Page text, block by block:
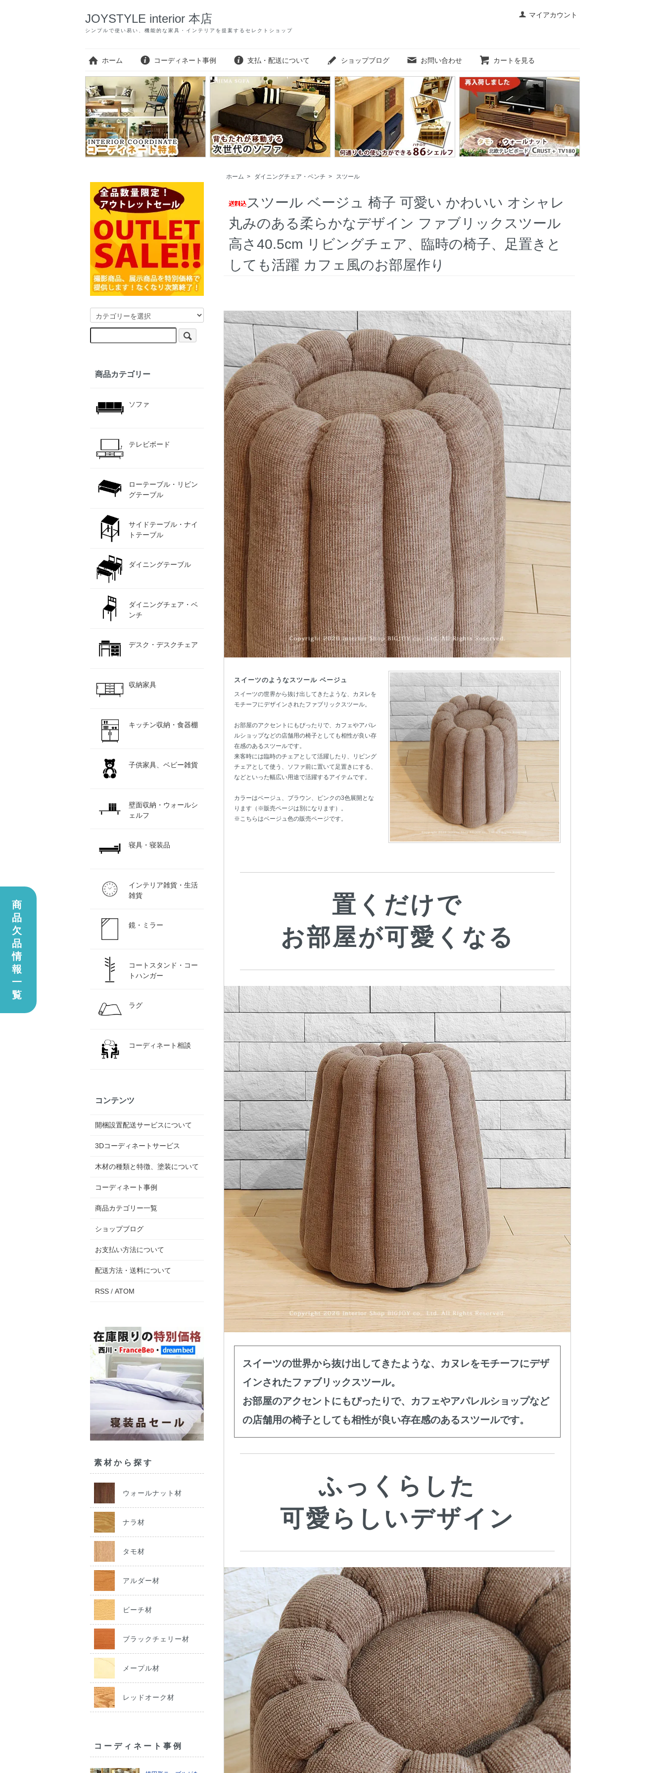
マイアカウント
JOYSTYLE interior 本店
シンプルで使い易い、機能的な家具・インテリアを提案するセレクトショップ
ホーム コーディネート事例 支払・配送について ショップブログ お問い合わせ カートを見る
ホーム > ダイニングチェア・ベンチ > スツール
スツール ベージュ 椅子 可愛い かわいい オシャレ
丸みのある柔らかなデザイン ファブリックスツール
高さ40.5cm リビングチェア、臨時の椅子、足置きと
しても活躍 カフェ風のお部屋作り
スイーツのようなスツール ベージュ
スイーツの世界から抜け出してきたような、カヌレを
モチーフにデザインされたファブリックスツール。
お部屋のアクセントにもぴったりで、カフェやアパレ
ルショップなどの店舗用の椅子としても相性が良い存
在感のあるスツールです。
来客時には臨時のチェアとして活躍したり、リビング
チェアとして使う、ソファ前に置いて足置きにする、
などといった幅広い用途で活躍するアイテムです。
カラーはベージュ、ブラウン、ピンクの3色展開とな
ります（※販売ページは別になります）。
※こちらはベージュ色の販売ページです。
置くだけで
お部屋が可愛くなる
スイーツの世界から抜け出してきたような、カヌレをモチーフにデザ
インされたファブリックスツール。
お部屋のアクセントにもぴったりで、カフェやアパレルショップなど
の店舗用の椅子としても相性が良い存在感のあるスツールです。
ふっくらした
可愛らしいデザイン
商品カテゴリー
ソファ
テレビボード
ローテーブル・リビン
グテーブル
サイドテーブル・ナイ
トテーブル
ダイニングテーブル
ダイニングチェア・ベ
ンチ
デスク・デスクチェア
収納家具
キッチン収納・食器棚
子供家具、ベビー雑貨
壁面収納・ウォールシ
ェルフ
寝具・寝装品
インテリア雑貨・生活
雑貨
鏡・ミラー
コートスタンド・コー
トハンガー
ラグ
コーディネート相談
コンテンツ
開梱設置配送サービスについて
3Dコーディネートサービス
木材の種類と特徴、塗装について
コーディネート事例
商品カテゴリー一覧
ショップブログ
お支払い方法について
配送方法・送料について
RSS / ATOM
素材から探す
ウォールナット材
ナラ材
タモ材
アルダー材
ビーチ材
ブラックチェリー材
メープル材
レッドオーク材
コーディネート事例
商
品
欠
品
情
報
一
覧